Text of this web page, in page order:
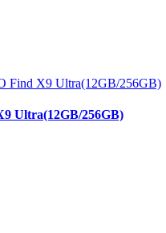
Ultra(12GB/256GB)